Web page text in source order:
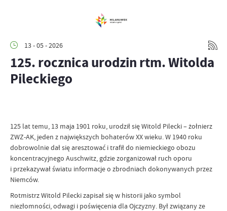
13 - 05 - 2026
125. rocznica urodzin rtm. Witolda
Pileckiego
125 lat temu, 13 maja 1901 roku, urodził się Witold Pilecki – żołnierz
ZWZ-AK, jeden z największych bohaterów XX wieku. W 1940 roku
dobrowolnie dał się aresztować i trafił do niemieckiego obozu
koncentracyjnego Auschwitz, gdzie zorganizował ruch oporu
i przekazywał światu informacje o zbrodniach dokonywanych przez
Niemców.
Rotmistrz Witold Pilecki zapisał się w historii jako symbol
niezłomności, odwagi i poświęcenia dla Ojczyzny. Był związany ze